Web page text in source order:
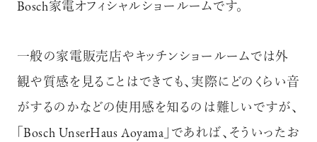
Bosch家電オフィシャルショールームです。
一般の家電販売店やキッチンショールームでは外
観や質感を見ることはできても、実際にどのくらい音
がするのかなどの使用感を知るのは難しいですが、
｢Bosch UnserHaus Aoyama｣であれば、そういったお